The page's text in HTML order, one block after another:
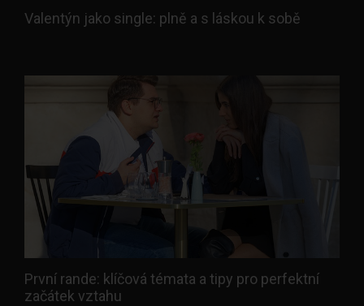
Valentýn jako single: plně a s láskou k sobě
První rande: klíčová témata a tipy pro perfektní
začátek vztahu